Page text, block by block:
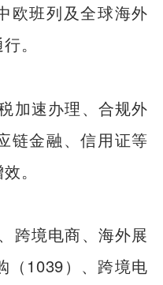
欧班列及全球海外
。
加速办理、合规外
链金融、信用证等
。
跨境电商、海外展
（1039）、跨境电